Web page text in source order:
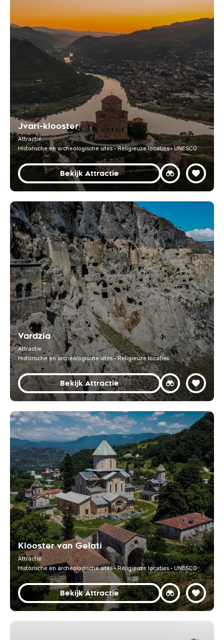
Jvari-klooster
Attractie
Historische en archeologische sites · Religieuze locaties · UNESCO
Bekijk Attractie
Vardzia
Attractie
Historische en archeologische sites · Religieuze locaties
Bekijk Attractie
Klooster van Gelati
Attractie
Historische en archeologische sites · Religieuze locaties · UNESCO
Bekijk Attractie